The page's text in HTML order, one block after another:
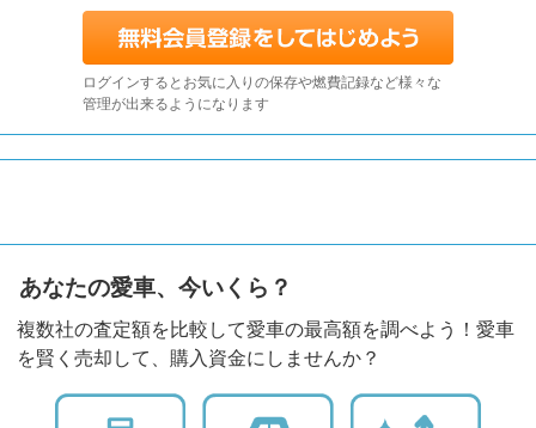
ログインするとお気に入りの保存や燃費記録など様々な
管理が出来るようになります
あなたの愛車、今いくら？
複数社の査定額を比較して愛車の最高額を調べよう！愛車
を賢く売却して、購入資金にしませんか？